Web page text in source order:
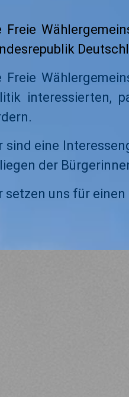
Freie
Freie
interessierten,
sind eine
der
setzen uns für